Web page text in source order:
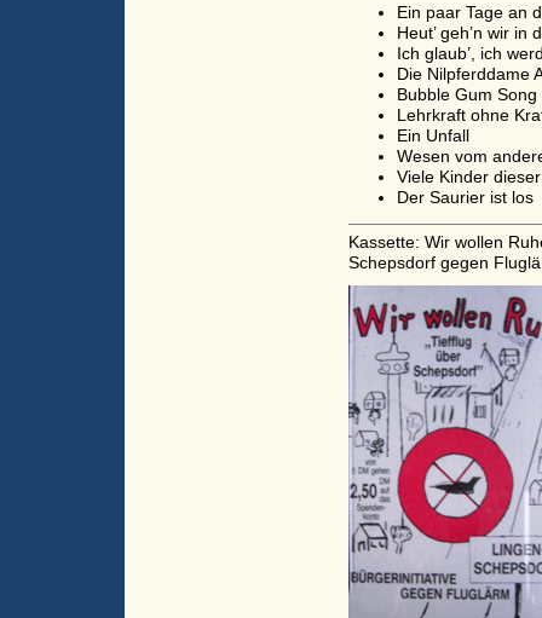
Ein paar Tage an
Heut’ geh’n wir in
Ich glaub’, ich
Die Nilpferddame
Bubble Gum Song
Lehrkraft ohne
Ein Unfall
Wesen vom
Viele Kinder
Der Saurier ist los
Kassette: Wir wollen
Schepsdorf gegen